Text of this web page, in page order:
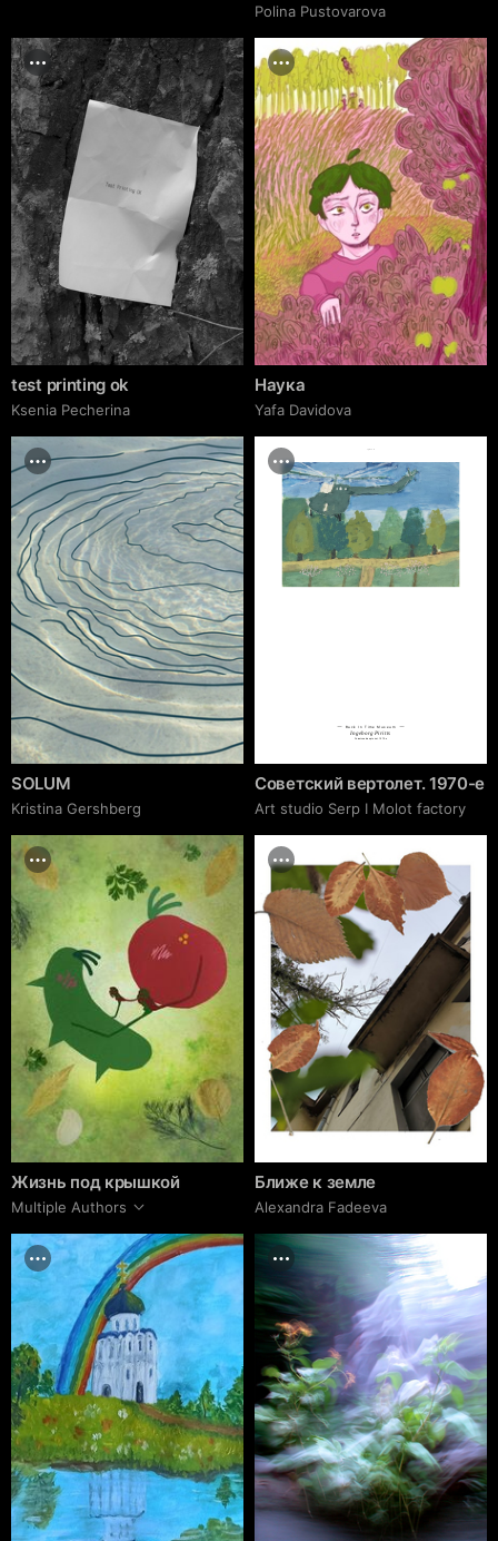
Polina Pustovarova
test printing ok
Ksenia Pecherina
Наука
Yafa Davidova
SOLUM
Kristina Gershberg
Back In Time Museum
Ingeborg Piritts
Советский вертолет. 1970-е
Art studio Serp I Molot factory
Жизнь под крышкой
Multiple Authors
Ближе к земле
Alexandra Fadeeva